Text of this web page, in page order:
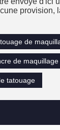
provision,
de
de maquillage
tatouage